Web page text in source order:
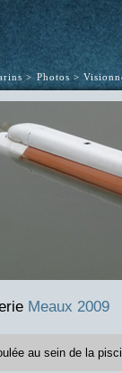
Photos
Meaux 2009
au sein de la